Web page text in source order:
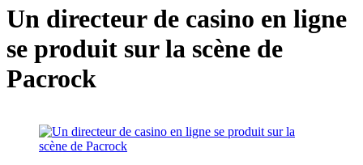
Un directeur de casino en ligne
se produit sur la scène de
Pacrock